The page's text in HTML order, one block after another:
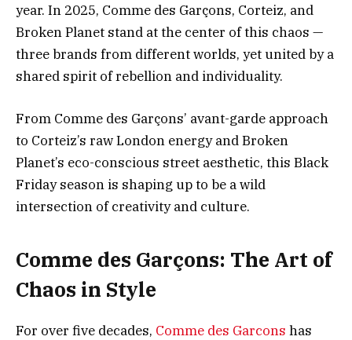
year. In 2025, Comme des Garçons, Corteiz, and
Broken Planet stand at the center of this chaos —
three brands from different worlds, yet united by a
shared spirit of rebellion and individuality.
From Comme des Garçons’ avant-garde approach
to Corteiz’s raw London energy and Broken
Planet’s eco-conscious street aesthetic, this Black
Friday season is shaping up to be a wild
intersection of creativity and culture.
Comme des Garçons: The Art of
Chaos in Style
For over five decades, Comme des Garcons has